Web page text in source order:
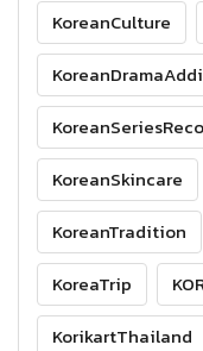
KoreanCulture
KoreanSkincare
KoreanTradition
KoreaTrip
KorikartThailand